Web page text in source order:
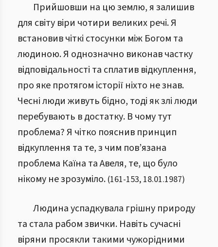
Прийшовши на цю землю, я залишив
для світу віри чотири великих речі. Я
встановив чіткі стосунки між Богом та
людиною. Я однозначно виконав частку
відповідальності та сплатив відкуплення,
про яке протягом історії ніхто не знав.
Чесні люди живуть бідно, тоді як злі люди
перебувають в достатку. В чому тут
проблема? Я чітко пояснив принцип
відкуплення та те, з чим пов’язана
проблема Каїна та Авеля, те, що було
нікому не зрозуміло. (161-153, 18.01.1987)
Людина успадкувала грішну природу
та стала рабом звички. Навіть сучасні
віряни просякли такими чужорідними